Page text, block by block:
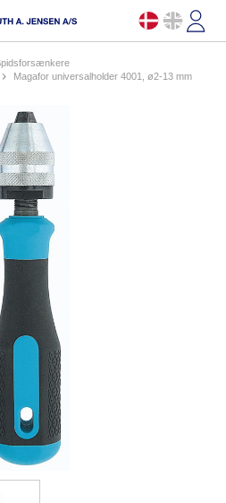
spidsforsænkere
magafor universalholder 4001, ø2-13 mm